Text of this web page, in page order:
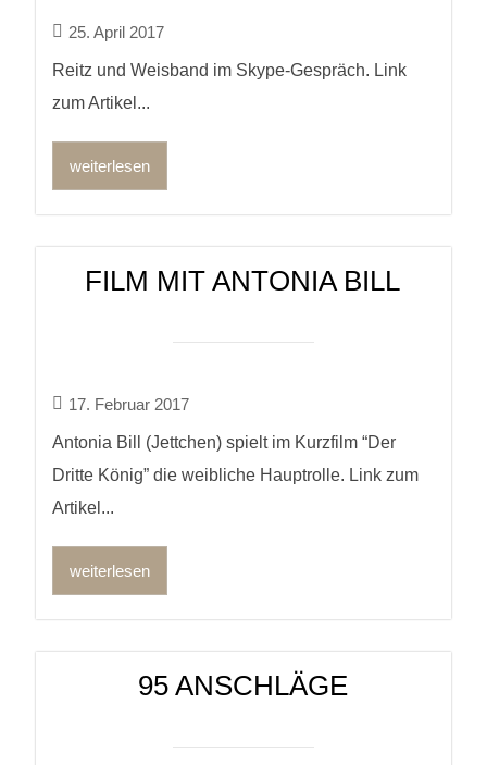
25. April 2017
Reitz und Weisband im Skype-Gespräch. Link
zum Artikel...
weiterlesen
FILM MIT ANTONIA BILL
17. Februar 2017
Antonia Bill (Jettchen) spielt im Kurzfilm “Der
Dritte König” die weibliche Hauptrolle. Link zum
Artikel...
weiterlesen
95 ANSCHLÄGE